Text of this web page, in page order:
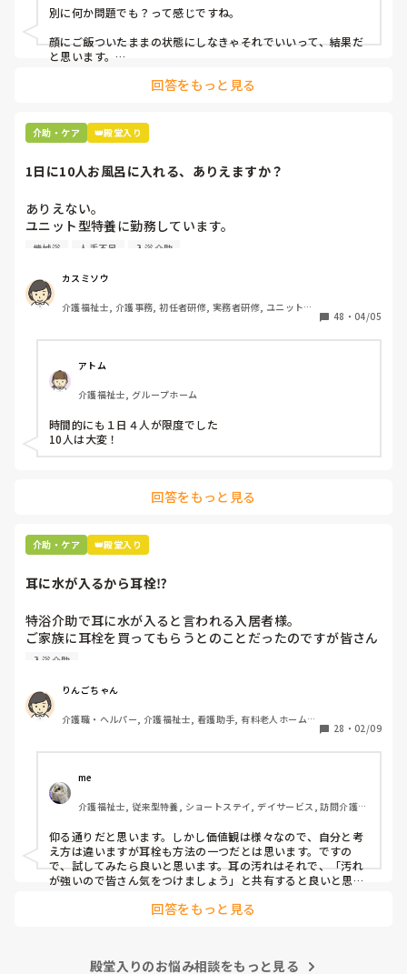
別に何か問題でも？って感じですね。
顔にご飯ついたままの状態にしなきゃそれでいいって、結果だ
と思います。
私お風呂専属でバイトしてるんですけど、お風呂の時に顔にカ
あーやってくれなかったんだなって。スプーンでぬぐったりそ
んなことすら、やらないのかね、酷いスタッフとか思いなが
回答をもっと見る
介助・ケア 👑殿堂入り
1日に10人お風呂に入れる、ありえますか？
ありえない。
ユニット型特養に勤務しています。
人手不足で入浴のない日があるため、今度1日に10人入れて
午前中に5人、午後から1人助っ人つけるので5人入れて下さ
いとのことです。
ここはほぼ全員寝たきりの方ですよ。ありえますか？
機械浴 人手不足 入浴介助
カスミソウ
介護福祉士, 介護事務, 初任者研修, 実務者研修, ユニット型
48 ・ 04/05
アトム
介護福祉士, グループホーム
時間的にも１日４人が限度でした
10人は大変！
回答をもっと見る
介助・ケア 👑殿堂入り
耳に水が入るから耳栓⁉︎
特浴介助で耳に水が入ると言われる入居者様。
ご家族に耳栓を買ってもらうとのことだったのですが皆さん
どう思われますか？
思ったのですがパートなためあまり強く言えず…
また洗髪後どうやら耳を拭いてない様子。あとから耳を拭い
て欲しいと言われて拭くととても汚いのですが、耳栓よりも
耳栓の管理も大変だと思いますし（衛生的に消毒なども必要
かと）、皆さんどう思われますか？
入浴介助
りんごちゃん
介護職・ヘルパー, 介護福祉士, 看護助手, 有料老人ホーム,
28 ・ 02/09
me
介護福祉士, 従来型特養, ショートステイ, デイサービス, 訪問介護,
仰る通りだと思います。しかし価値観は様々なので、自分と考
え方は違いますが耳栓も方法の一つだとは思います。ですの
で、試してみたら良いと思います。耳の汚れはそれで、「汚れ
が強いので皆さん気をつけましょう」と共有すると良いと思い
回答をもっと見る
殿堂入りのお悩み相談をもっと見る